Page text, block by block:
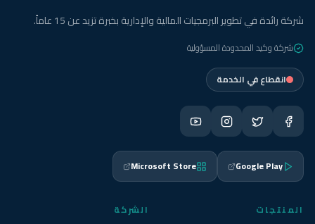
شركة رائدة في تطوير البرمجيات المالية والإدارية بخبرة تزيد عن 15 عاماً.
شركة وكيد المحدودة المسؤولية
انقطاع في الخدمة
Google Play
Microsoft Store
المنتجات الشركة